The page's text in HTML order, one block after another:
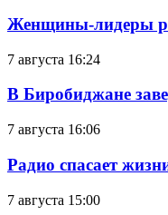
Женщины-лидеры
7 августа 16:24
В Биробиджане
7 августа 16:06
Радио спасает
7 августа 15:00